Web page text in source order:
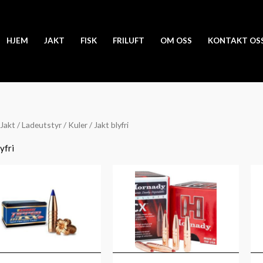
HJEM JAKT FISK FRILUFT OM OSS KONTAKT
Jakt /Ladeutstyr/ Kuler/ Jakt blyfri
til
kr1,345
kr1,040
til
kr1,105